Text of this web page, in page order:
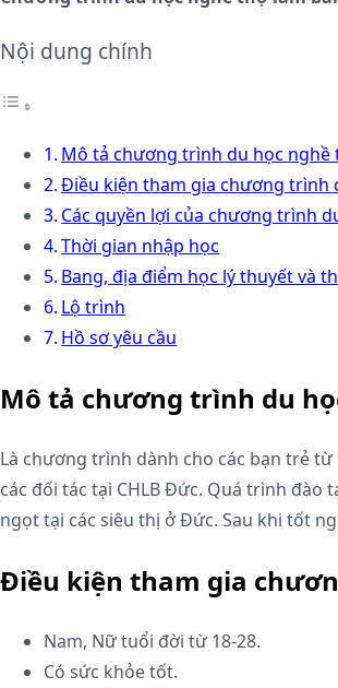
Nội dung chính
Mô tả chương trình du học
Điều kiện tham gia chương trình
Các quyền lợi của chương trình
Thời gian nhập học
Bang, địa điểm học lý thuyết và
Lộ trình
Hồ sơ yêu cầu
Mô tả chương trình du
Là chương trình dành cho các bạn trẻ
các đối tác tại CHLB Đức. Quá trình đào
ngọt tại các siêu thị ở Đức. Sau khi tốt
Điều kiện tham gia
Nam, Nữ tuổi đời từ 18-28.
Có sức khỏe tốt.